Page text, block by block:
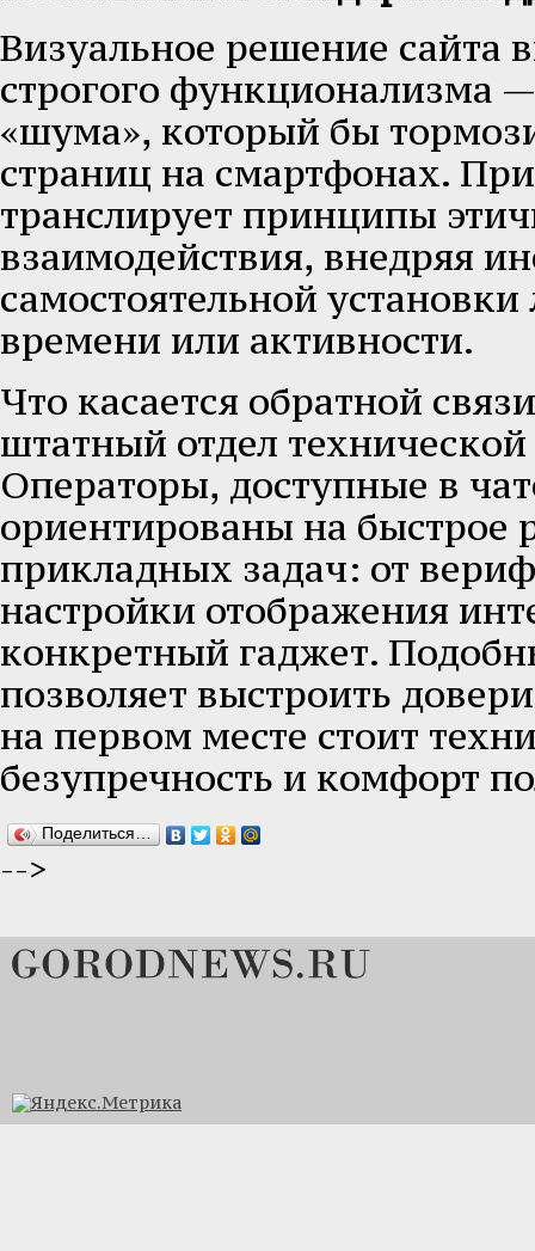
Визуальное решение сайта
строгого функционализма
«шума», который бы
страниц на смартфонах.
транслирует принципы
взаимодействия, внедряя
самостоятельной
времени или активности.
Что касается обратной
штатный отдел
Операторы, доступные в
ориентированы на быстрое
прикладных задач: от
настройки отображения
конкретный гаджет.
позволяет выстроить
на первом месте стоит
безупречность и комфорт
Поделиться…
-->